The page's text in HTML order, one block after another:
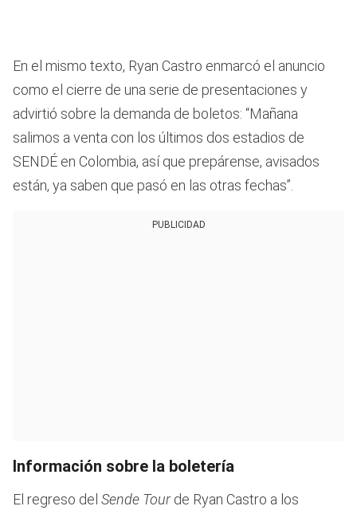
En el mismo texto, Ryan Castro enmarcó el anuncio
como el cierre de una serie de presentaciones y
advirtió sobre la demanda de boletos: “Mañana
salimos a venta con los últimos dos estadios de
SENDÉ en Colombia, así que prepárense, avisados
están, ya saben que pasó en las otras fechas”.
PUBLICIDAD
Información sobre la boletería
El regreso del Sende Tourde Ryan Castro a los